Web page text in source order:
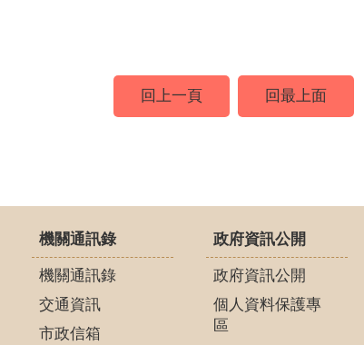
回上一頁 回最上面
機關通訊錄
機關通訊錄
交通資訊
市政信箱
政府資訊公開
政府資訊公開
個人資料保護專
區